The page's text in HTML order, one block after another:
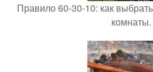
Правило 60-30-10: как
комнаты.